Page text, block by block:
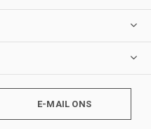
E-MAIL ONS